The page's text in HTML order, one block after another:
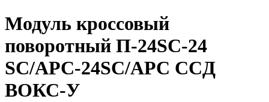
Модуль кроссовый
поворотный П-24SC-24
SC/APC-24SC/APC CCД
ВОКС-У